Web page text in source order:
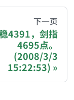
a
of a user,
下一页
4391，剑指
4695点。
(2008/3/3
15:22:53)